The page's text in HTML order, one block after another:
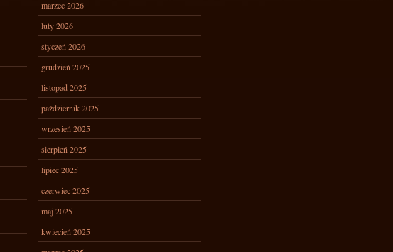
marzec 2026
luty 2026
styczeń 2026
grudzień 2025
listopad 2025
październik 2025
wrzesień 2025
sierpień 2025
lipiec 2025
czerwiec 2025
maj 2025
kwiecień 2025